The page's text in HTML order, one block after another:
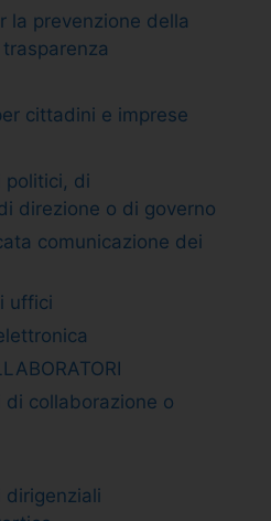
la prevenzione della
cittadini e imprese
politici, di
direzione o di governo
comunicazione dei
uffici
collaborazione o
dirigenziali